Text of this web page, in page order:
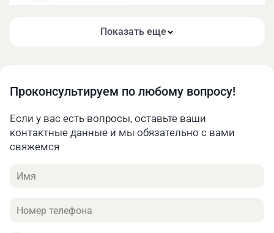
приемлемого уровня точности гиба.
С нержавейкой данный станок справится?
нержавейки - 0,48 мм.
Показать еще
Проконсультируем по любому вопросу!
Если у вас есть вопросы, оставьте ваши
контактные данные и мы обязательно с вами
свяжемся
Имя
Телефон